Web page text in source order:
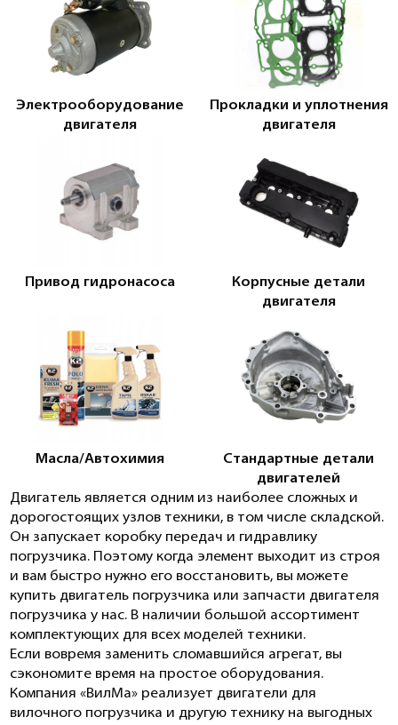
Электрооборудование
двигателя
Прокладки и уплотнения
двигателя
Привод гидронасоса
Корпусные детали
двигателя
Масла/Автохимия
Стандартные детали
двигателей
Двигатель является одним из наиболее сложных и
дорогостоящих узлов техники, в том числе складской.
Он запускает коробку передач и гидравлику
погрузчика. Поэтому когда элемент выходит из строя
и вам быстро нужно его восстановить, вы можете
купить двигатель погрузчика или запчасти двигателя
погрузчика у нас. В наличии большой ассортимент
комплектующих для всех моделей техники.
Если вовремя заменить сломавшийся агрегат, вы
сэкономите время на простое оборудования.
Компания «ВилМа» реализует двигатели для
вилочного погрузчика и другую технику на выгодных